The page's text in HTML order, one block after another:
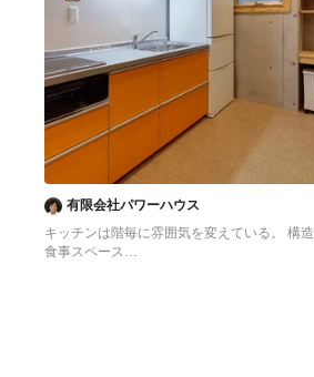
有限会社パワーハウス
キッチンは階毎に雰囲気を変えている。 構
食事スペース